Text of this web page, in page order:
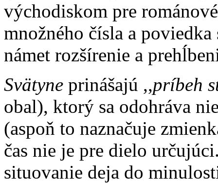
východiskom pre
množného čísla a
námet rozšírenie a
Svätyne prinášajú ,,príbeh
obal), ktorý sa odohráva
(aspoň to naznačuje
čas nie je pre dielo
situovanie deja do